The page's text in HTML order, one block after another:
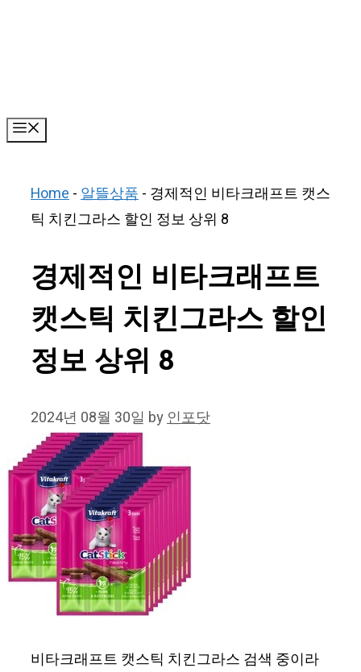
Home-알뜰상품- 경제적인 비타크래프트 캣스
틱 치킨그라스 할인 정보 상위 8
경제적인 비타크래프트
캣스틱 치킨그라스 할인
정보 상위 8
2024년 08월 30일 by인포닷
비타크래프트 캣스틱 치킨그라스 검색 중이라